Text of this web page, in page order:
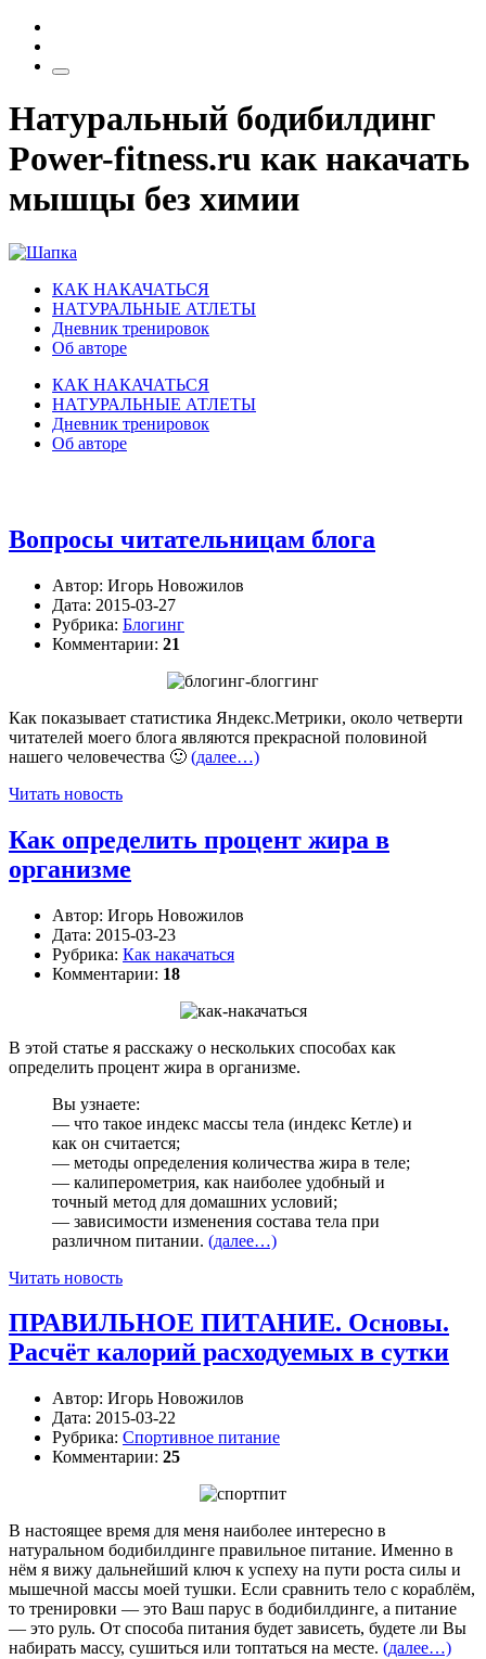
Натуральный бодибилдинг
Power-fitness.ru как накачать
мышцы без химии
КАК НАКАЧАТЬСЯ
НАТУРАЛЬНЫЕ АТЛЕТЫ
Дневник тренировок
Об авторе
КАК НАКАЧАТЬСЯ
НАТУРАЛЬНЫЕ АТЛЕТЫ
Дневник тренировок
Об авторе
Вопросы читательницам блога
Автор: Игорь Новожилов
Дата: 2015-03-27
Рубрика: Блогинг
Комментарии: 21
Как показывает статистика Яндекс.Метрики, около четверти
читателей моего блога являются прекрасной половиной
нашего человечества 🙂 (далее…)
Читать новость
Как определить процент жира в
организме
Автор: Игорь Новожилов
Дата: 2015-03-23
Рубрика: Как накачаться
Комментарии: 18
В этой статье я расскажу о нескольких способах как
определить процент жира в организме.
Вы узнаете:
— что такое индекс массы тела (индекс Кетле) и
как он считается;
— методы определения количества жира в теле;
— калиперометрия, как наиболее удобный и
точный метод для домашних условий;
— зависимости изменения состава тела при
различном питании. (далее…)
Читать новость
ПРАВИЛЬНОЕ ПИТАНИЕ. Основы.
Расчёт калорий расходуемых в сутки
Автор: Игорь Новожилов
Дата: 2015-03-22
Рубрика: Спортивное питание
Комментарии: 25
В настоящее время для меня наиболее интересно в
натуральном бодибилдинге правильное питание. Именно в
нём я вижу дальнейший ключ к успеху на пути роста силы и
мышечной массы моей тушки. Если сравнить тело с кораблём,
то тренировки — это Ваш парус в бодибилдинге, а питание
— это руль. От способа питания будет зависеть, будете ли Вы
набирать массу, сушиться или топтаться на месте. (далее…)